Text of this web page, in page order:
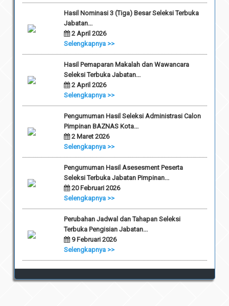
Hasil Nominasi 3 (Tiga) Besar Seleksi Terbuka
Jabatan...
2 April 2026
Selengkapnya >>
Hasil Pemaparan Makalah dan Wawancara
Seleksi Terbuka Jabatan...
2 April 2026
Selengkapnya >>
Pengumuman Hasil Seleksi Administrasi Calon
Pimpinan BAZNAS Kota...
2 Maret 2026
Selengkapnya >>
Pengumuman Hasil Asesesment Peserta
Seleksi Terbuka Jabatan Pimpinan...
20 Februari 2026
Selengkapnya >>
Perubahan Jadwal dan Tahapan Seleksi
Terbuka Pengisian Jabatan...
9 Februari 2026
Selengkapnya >>